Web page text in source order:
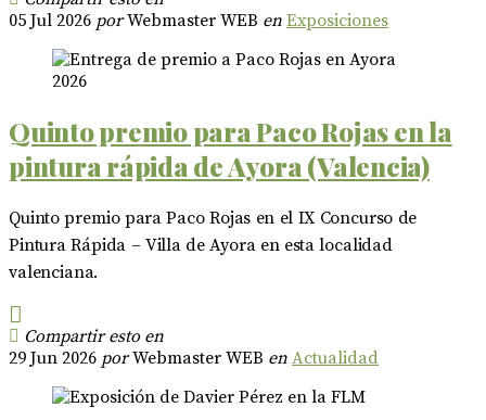
05 Jul 2026 porWebmaster WEB en Exposiciones
Quinto premio para Paco Rojas en la
pintura rápida de Ayora (Valencia)
Quinto premio para Paco Rojas en el IX Concurso de
Pintura Rápida – Villa de Ayora en esta localidad
valenciana.
Compartir esto en
29 Jun 2026 porWebmaster WEB en Actualidad